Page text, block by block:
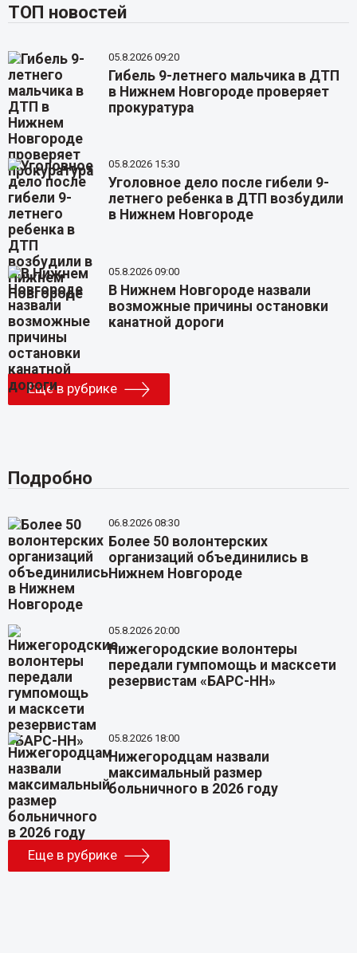
ТОП новостей
05.8.2026 09:20
Гибель 9-летнего мальчика в ДТП
в Нижнем Новгороде проверяет
прокуратура
05.8.2026 15:30
Уголовное дело после гибели 9-
летнего ребенка в ДТП возбудили
в Нижнем Новгороде
05.8.2026 09:00
В Нижнем Новгороде назвали
возможные причины остановки
канатной дороги
Еще в рубрике
Подробно
06.8.2026 08:30
Более 50 волонтерских
организаций объединились в
Нижнем Новгороде
05.8.2026 20:00
Нижегородские волонтеры
передали гумпомощь и масксети
резервистам «БАРС-НН»
05.8.2026 18:00
Нижегородцам назвали
максимальный размер
больничного в 2026 году
Еще в рубрике